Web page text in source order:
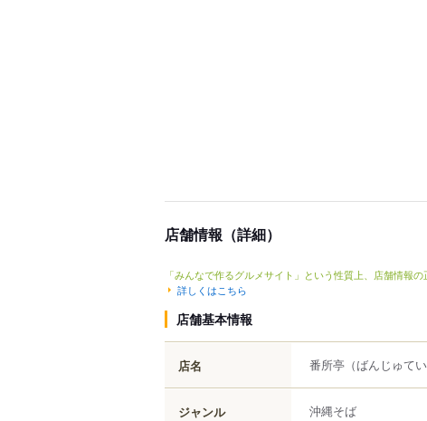
店舗情報（詳細）
「みんなで作るグルメサイト」という性質上、店舗情報
詳しくはこちら
店舗基本情報
店名 番所亭 （ばんじゅてい
ジャンル 沖縄そば